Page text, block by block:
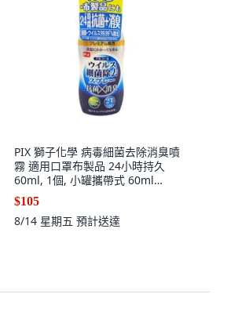
PIX 獅子化學 病毒細菌去除消臭噴
霧 適用口罩布製品 24小時持久
60ml, 1個, 小罐攜帶式 60ml
#27286
$105
8/14 星期五 預計送達